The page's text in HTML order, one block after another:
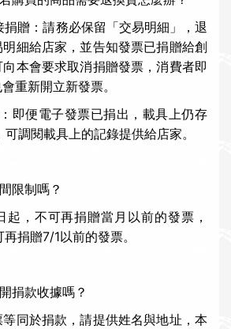
捐贈：請務必保留「交易明細」，退
細給店家，並告知發票已捐贈給創
本會要求取消捐贈發票，消費者即
重新開立新發票。
即便電子發票已捐出，載具上仍存
調閱載具上的記錄提供給店家。
限制嗎？
，不可再捐贈當月以前的發票，
捐贈7/1以前的發票。
捐款收據嗎？
等同於捐款，請提供姓名與地址，本